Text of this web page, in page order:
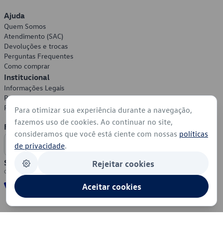
Ajuda
Quem Somos
Atendimento (SAC)
Devoluções e trocas
Perguntas Frequentes
Como comprar
Institucional
Informações Legais
Política de Privacidade
Política de Cookies
Formas de Pagamento
Segurança
Para otimizar sua experiência durante a navegação,
fazemos uso de cookies. Ao continuar no site,
consideramos que você está ciente com nossas políticas
de privacidade.
Rejeitar cookies
Aceitar cookies